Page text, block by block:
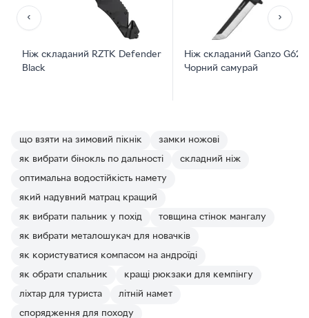
‹
Ніж складаний RZTK Defender
Black
Ніж складаний Ganzo
Чорний самурай
›
що взяти на зимовий пікнік замки ножові
як вибрати бінокль по дальності складний ніж
оптимальна водостійкість намету
який надувний матрац кращий
як вибрати пальник у похід товщина стінок мангалу
як вибрати металошукач для новачків
як користуватися компасом на андроїді
як обрати спальник кращі рюкзаки для кемпінгу
ліхтар для туриста літній намет
спорядження для походу